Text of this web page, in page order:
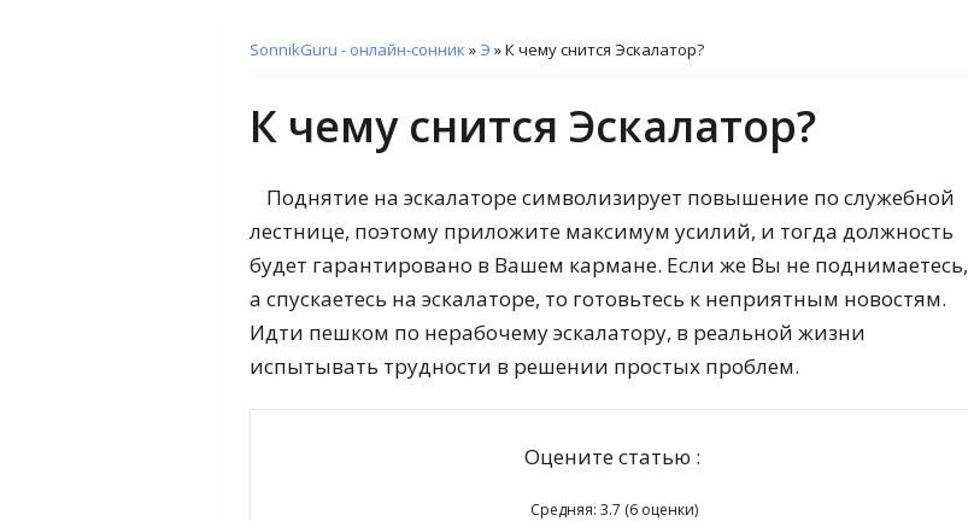
SonnikGuru - онлайн-сонник » Э »К чему снится Эскалатор?
К чему снится Эскалатор?
Поднятие на эскалаторе символизирует повышение по служебной
лестнице, поэтому приложите максимум усилий, и тогда должность
будет гарантировано в Вашем кармане. Если же Вы не поднимаетесь,
а спускаетесь на эскалаторе, то готовьтесь к неприятным новостям.
Идти пешком по нерабочему эскалатору, в реальной жизни
испытывать трудности в решении простых проблем.
Оцените статью :
Средняя: 3.7 (6 оценки)